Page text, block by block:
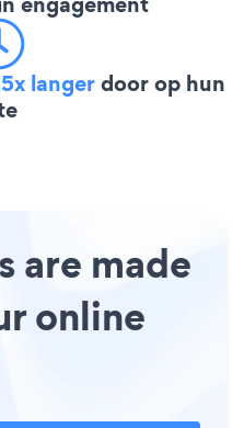
langerdoor op hun
are made
online